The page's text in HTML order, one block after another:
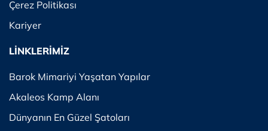
Çerez Politikası
Kariyer
LİNKLERİMİZ
Barok Mimariyi Yaşatan Yapılar
Akaleos Kamp Alanı
Dünyanın En Güzel Şatoları